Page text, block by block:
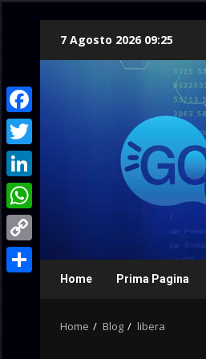
7 Agosto 2026 09:25
Home Prima Pagina
Home Blog libera
Facebook
Twitter
LinkedIn
WhatsApp
Copy